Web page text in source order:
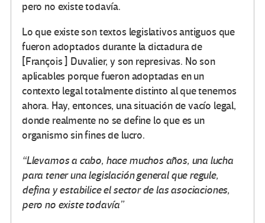
pero no existe todavía.
Lo que existe son textos legislativos antiguos que
fueron adoptados durante la dictadura de
[François ] Duvalier, y son represivas. No son
aplicables porque fueron adoptadas en un
contexto legal totalmente distinto al que tenemos
ahora. Hay, entonces, una situación de vacío legal,
donde realmente no se define lo que es un
organismo sin fines de lucro.
“Llevamos a cabo, hace muchos años, una lucha
para tener una legislación general que regule,
defina y estabilice el sector de las asociaciones,
pero no existe todavía”